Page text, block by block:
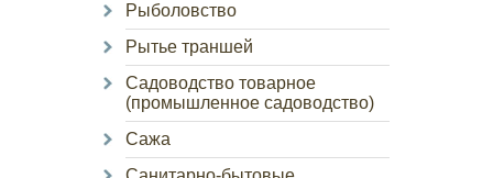
Рыболовство
Рытье траншей
Садоводство товарное
(промышленное садоводство)
Сажа